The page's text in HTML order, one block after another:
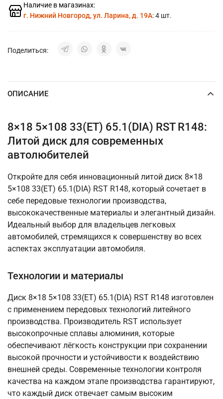
Наличие в магазинах:
г. Нижний Новгород, ул. Ларина, д. 19А: 4 шт.
Поделиться:
ОПИСАНИЕ
8×18 5×108 33(ET) 65.1(DIA) RST R148:
Литой диск для современных
автолюбителей
Откройте для себя инновационный литой диск 8×18
5×108 33(ET) 65.1(DIA) RST R148, который сочетает в
себе передовые технологии производства,
высококачественные материалы и элегантный дизайн.
Идеальный выбор для владельцев легковых
автомобилей, стремящихся к совершенству во всех
аспектах эксплуатации автомобиля.
Технологии и материалы
Диск 8×18 5×108 33(ET) 65.1(DIA) RST R148 изготовлен
с применением передовых технологий литейного
производства. Производитель RST использует
высокопрочные сплавы алюминия, которые
обеспечивают лёгкость конструкции при сохранении
высокой прочности и устойчивости к воздействию
внешней среды. Современные технологии контроля
качества на каждом этапе производства гарантируют,
что каждый диск отвечает самым высоким